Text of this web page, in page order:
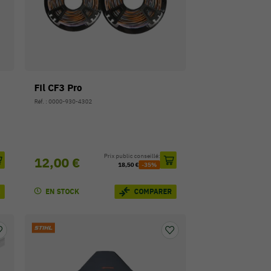
Fil CF3 Pro
Réf. : 0000-930-4302
12,00 €
Prix public conseillé:
18,50 € -35%
EN STOCK COMPARER